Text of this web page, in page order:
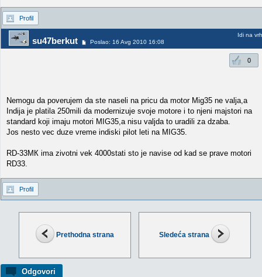
Prethodna strana Sledeća strana
Odgovori
Profil
su47berkut Poslao: 16 Avg 2010 16:08
Idi na vrh
0
Nemogu da poverujem da ste naseli na pricu da motor Mig35 ne valja,a
Indija je platila 250mili da modernizuje svoje motore i to njeni majstori na
standard koji imaju motori MIG35,a nisu valjda to uradili za dzaba.
Jos nesto vec duze vreme indiski pilot leti na MIG35.
RD-33МК ima zivotni vek 4000stati sto je navise od kad se prave motori
RD33.
Profil